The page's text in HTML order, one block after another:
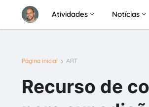
Atividades Notícias
Página inicial ART
Recurso de